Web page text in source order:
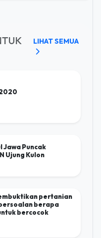
LIHAT SEMUA
Jawa Puncak
Ujung Kulon
pertanian
berapa
bercocok